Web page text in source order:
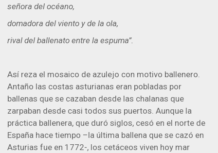
señora del océano,
domadora del viento y de la ola,
rival del ballenato entre la espuma”.
Así reza el mosaico de azulejo con motivo ballenero.
Antaño las costas asturianas eran pobladas por
ballenas que se cazaban desde las chalanas que
zarpaban desde casi todos sus puertos. Aunque la
práctica ballenera, que duró siglos, cesó en el norte de
España hace tiempo –la última ballena que se cazó en
Asturias fue en 1772-, los cetáceos viven hoy mar